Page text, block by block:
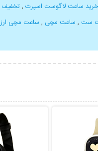
خرید ساعت لاگوست اسپرت ,
ست , ساعت مچی , ساعت مچی